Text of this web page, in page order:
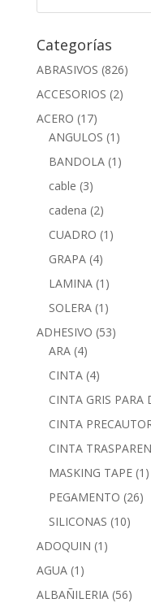
Categorías
ABRASIVOS (826)
ACCESORIOS (2)
ACERO (17)
ANGULOS (1)
BANDOLA (1)
cable (3)
cadena (2)
CUADRO (1)
GRAPA (4)
LAMINA (1)
SOLERA (1)
ADHESIVO (53)
ARA (4)
CINTA (4)
CINTA GRIS PARA
CINTA
CINTA
MASKING TAPE (1)
PEGAMENTO (26)
SILICONAS (10)
ADOQUIN (1)
AGUA (1)
ALBAÑILERIA (56)